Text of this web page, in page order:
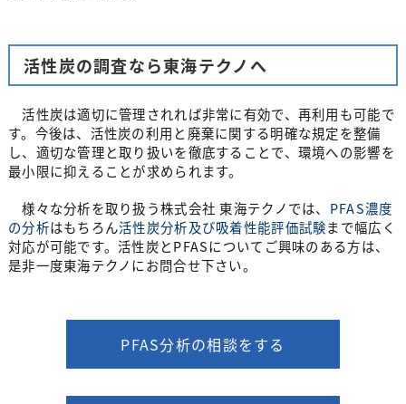
活性炭の調査なら東海テクノへ
活性炭は適切に管理されれば非常に有効で、再利用も可能で
す。今後は、活性炭の利用と廃棄に関する明確な規定を整備
し、適切な管理と取り扱いを徹底することで、環境への影響を
最小限に抑えることが求められます。
様々な分析を取り扱う株式会社 東海テクノでは、 PFAS濃度
の分析はもちろん活性炭分析及び吸着性能評価試験まで幅広く
対応が可能です。活性炭とPFASについてご興味のある方は、
是非一度東海テクノにお問合せ下さい。
PFAS分析の相談をする